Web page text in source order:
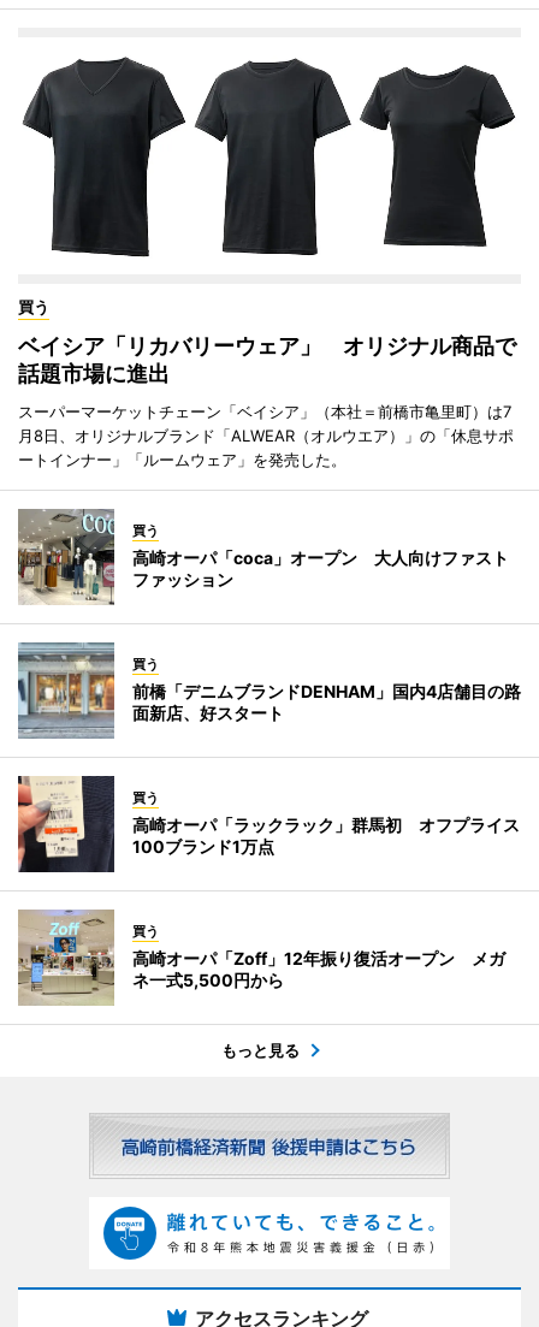
買う
ベイシア「リカバリーウェア」 オリジナル商品で
話題市場に進出
スーパーマーケットチェーン「ベイシア」（本社＝前橋市亀里町）は7
月8日、オリジナルブランド「ALWEAR（オルウエア）」の「休息サポ
ートインナー」「ルームウェア」を発売した。
買う
高崎オーパ「coca」オープン 大人向けファスト
ファッション
買う
前橋「デニムブランドDENHAM」国内4店舗目の路
面新店、好スタート
買う
高崎オーパ「ラックラック」群馬初 オフプライス
100ブランド1万点
買う
高崎オーパ「Zoff」12年振り復活オープン メガ
ネ一式5,500円から
もっと見る
アクセスランキング